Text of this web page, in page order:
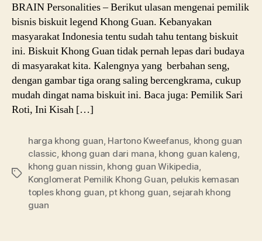
BRAIN Personalities – Berikut ulasan mengenai pemilik
bisnis biskuit legend Khong Guan. Kebanyakan
masyarakat Indonesia tentu sudah tahu tentang biskuit
ini. Biskuit Khong Guan tidak pernah lepas dari budaya
di masyarakat kita. Kalengnya yang berbahan seng,
dengan gambar tiga orang saling bercengkrama, cukup
mudah dingat nama biskuit ini. Baca juga: Pemilik Sari
Roti, Ini Kisah […]
Tags
harga khong guan, Hartono Kweefanus, khong guan
classic, khong guan dari mana, khong guan kaleng,
khong guan nissin, khong guan Wikipedia,
Konglomerat Pemilik Khong Guan, pelukis kemasan
toples khong guan, pt khong guan, sejarah khong
guan